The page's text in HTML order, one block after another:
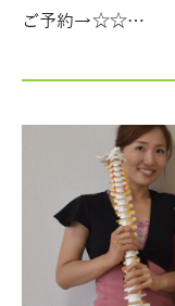
ご予約→☆☆…